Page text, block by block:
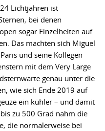
Lichtjahren ist
bei denen
sogar Einzelheiten auf
Das machten sich Miguel
und seine Kollegen
mit dem Very Large
genau unter die
wie sich Ende 2019 auf
ein kühler – und damit
zu 500 Grad nahm die
die normalerweise bei